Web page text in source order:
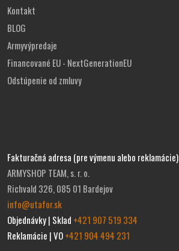
Kontakt
BLOG
Armyvýpredaje
Financované EU - NextGenerationEU
Odstúpenie od zmluvy
Fakturačná adresa (pre výmenu alebo reklamácie)
ARMYSHOP TEAM, s. r. o.
Richvald 326, 085 01 Bardejov
info@utafor.sk
Objednávky | Sklad +421 907 519 334
Reklamácie | VO+421 904 494 231